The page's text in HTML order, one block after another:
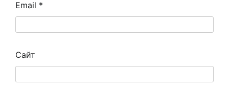
Email *
Сайт